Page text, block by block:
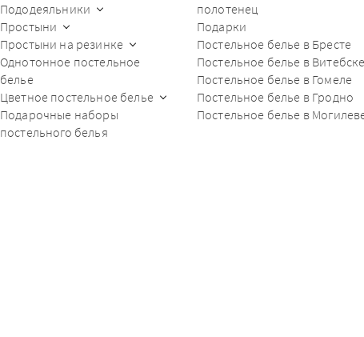
Пододеяльники
Простыни
Простыни на резинке
Однотонное постельное
белье
Цветное постельное белье
Подарочные наборы
постельного белья
полотенец
Подарки
Постельное белье в Бресте
Постельное белье в Витебске
Постельное белье в Гомеле
Постельное белье в Гродно
Постельное белье в